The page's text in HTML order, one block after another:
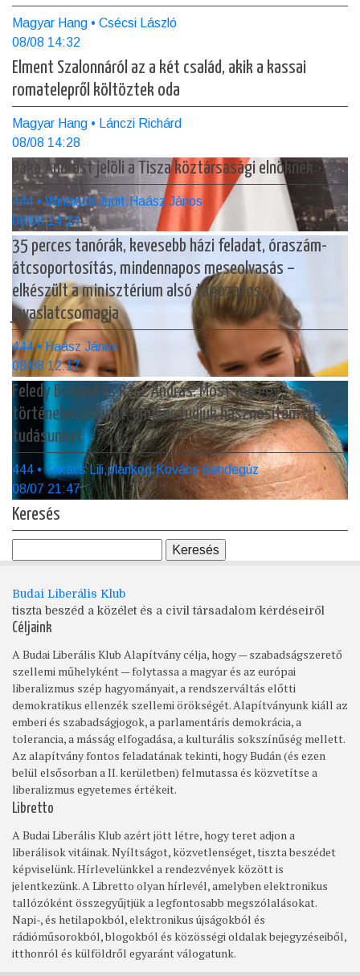
Magyar Hang • Csécsi László
08/08 14:32
Elment Szalonnáról az a két család, akik a kassai
romatelepről költöztek oda
Magyar Hang • Lánczi Richárd
08/08 14:28
Baka Andrást jelöli a Tisza köztársasági elnöknek
444 • Windisch Judit,Haász János
08/08 14:24
35 perces tanórák, kevesebb házi feladat, óraszám-
átcsoportosítás, mindennapos meseolvasás –
elkészült a minisztérium alsó tagozatos
javaslatcsomagja
444 • Haász János
08/08 12:17
Feledy Botond és Rácz András: Most van egy
történelmi pillanat, amikor tudjuk hasznosítani itt a
tudásunkat
444 • Takács Lili,plankog,Kovács Bendegúz
08/07 21:47
Keresés
Budai Liberális Klub
tiszta beszéd a közélet és a civil társadalom kérdéseiről
Céljaink
A Budai Liberális Klub Alapítvány célja, hogy — szabadságszerető
szellemi műhelyként — folytassa a magyar és az európai
liberalizmus szép hagyományait, a rendszerváltás előtti
demokratikus ellenzék szellemi örökségét. Alapítványunk kiáll az
emberi és szabadságjogok, a parlamentáris demokrácia, a
tolerancia, a másság elfogadása, a kulturális sokszínűség mellett.
Az alapítvány fontos feladatának tekinti, hogy Budán (és ezen
belül elsősorban a II. kerületben) felmutassa és közvetítse a
liberalizmus egyetemes értékeit.
Libretto
A Budai Liberális Klub azért jött létre, hogy teret adjon a
liberálisok vitáinak. Nyíltságot, közvetlenséget, tiszta beszédet
képviselünk. Hírlevelünkkel a rendezvények között is
jelentkezünk. A Libretto olyan hírlevél, amelyben elektronikus
tallózóként összegyűjtjük a legfontosabb megszólalásokat.
Napi-, és hetilapokból, elektronikus újságokból és
rádióműsorokból, blogokból és közösségi oldalak bejegyzéseiből,
itthonról és külföldről egyaránt válogatunk.